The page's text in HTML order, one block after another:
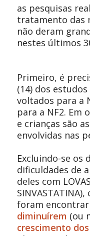
as pesquisas
tratamento das
não deram
nestes últimos
Primeiro, é
(14) dos
voltados para a
para a NF2. Em
e crianças são
envolvidas nas
Excluindo-se os
dificuldades de
deles com
foram encontrar
diminuírem (ou
crescimento